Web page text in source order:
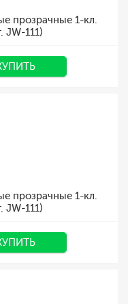
прозрачные 1-кл.
JW-111)
прозрачные 1-кл.
JW-111)